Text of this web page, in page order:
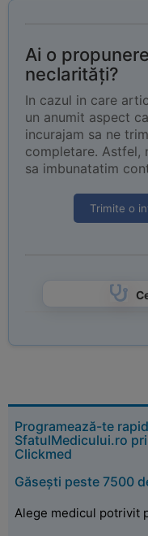
Ai o
neclarități?
In cazul in care
un anumit aspect
incurajam sa ne
completare. Astfel,
sa imbunatatim
Trimite o
Programează-te
SfatulMedicului.ro
Clickmed
Găsești peste 7500
Alege medicul potrivit